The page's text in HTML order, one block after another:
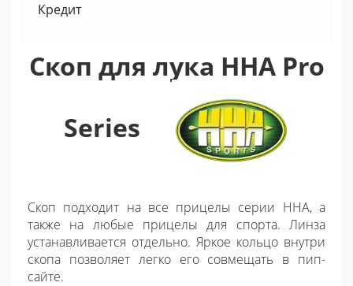
Кредит
Скоп для лука HHA Pro
Series
Скоп подходит на все прицелы серии HHA, а
также на любые прицелы для спорта. Линза
устанавливается отдельно. Яркое кольцо внутри
скопа позволяет легко его совмещать в пип-
сайте.